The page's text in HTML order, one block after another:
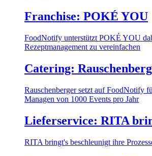
Franchise: POKÉ YOU
FoodNotify unterstützt POKÉ YOU
Rezeptmanagement zu vereinfachen
Catering:
Rauschenberger setzt auf FoodNotify
Managen von 1000 Events pro Jahr
Lieferservice: RITA
RITA bringt's beschleunigt ihre